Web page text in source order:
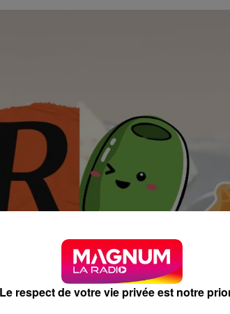
Le respect de votre vie privée est notre